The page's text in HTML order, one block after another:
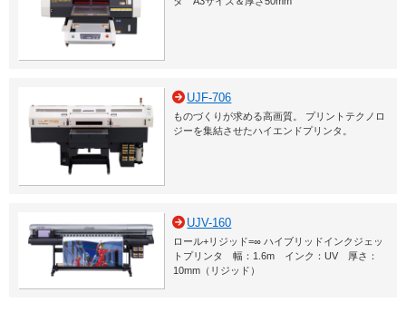
UJF-706
ものづくりが求める高画質。 プリントテクノロ
ジーを集結させたハイエンドプリンタ。
UJV-160
ロール+リジッド=∞ ハイブリッドインクジェッ
トプリンタ 幅：1.6m インク：UV 厚さ：
10mm（リジッド）